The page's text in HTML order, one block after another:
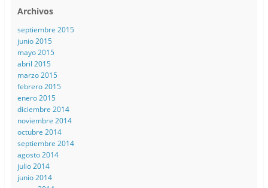
Archivos
septiembre 2015
junio 2015
mayo 2015
abril 2015
marzo 2015
febrero 2015
enero 2015
diciembre 2014
noviembre 2014
octubre 2014
septiembre 2014
agosto 2014
julio 2014
junio 2014